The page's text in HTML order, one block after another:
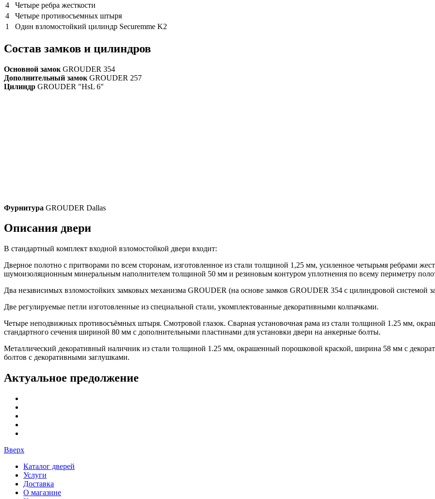
4
Четыре ребра жесткости
4
Четыре противосъемных штыря
1
Один взломостойкий цилиндр Securemme K2
Состав замков и цилиндров
Основной замок GROUDER 354
Дополнительный замок GROUDER 257
Цилиндр GROUDER "HsL 6"
Фурнитура GROUDER Dallas
Описания двери
В стандартный комплект входной взломостойкой двери входит:
Дверное полотно с притворами по всем сторонам, изготовленное из стали толщиной 1,25 мм, усиленное четырьмя ребрами
шумоизоляционным минеральным наполнителем толщиной 50 мм и резиновым контуром уплотнения по всему периметру
Два независимых взломостойких замковых механизма GROUDER (на основе замков GROUDER 354 с цилиндровой системой
Две регулируемые петли изготовленные из специальной стали, укомплектованные декоративными колпачками.
Четыре неподвижных противосъёмных штыря. Смотровой глазок. Сварная установочная рама из стали толщиной 1.25 мм,
стандартного сечения шириной 80 мм с дополнительными пластинами для установки двери на анкерные болты.
Металлический декоративный наличник из стали толщиной 1.25 мм, окрашенный порошковой краской, ширина 58 мм с
болтов с декоративными заглушками.
Актуальное предолжение
Вверх
Каталог дверей
Услуги
Доставка
О магазине